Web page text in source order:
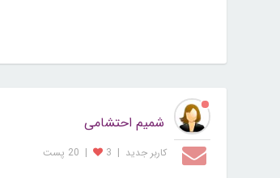
شمیم احتشامی
کاربر جديد |
3
| 20 پست